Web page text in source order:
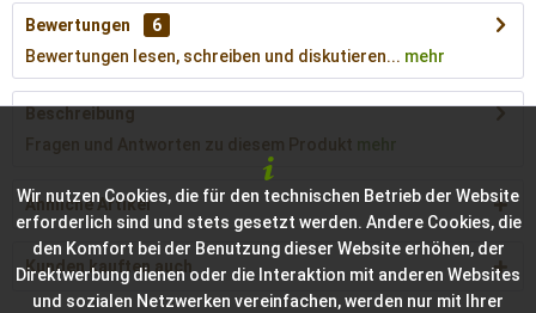
Bewertungen
6
Bewertungen lesen, schreiben und diskutieren... mehr
Beschreibung
Fragen und Antworten zu diesem Produkt mehr
Ähnliche Artikel
Kunden kauften auch
Wir nutzen Cookies, die für den technischen Betrieb der Website
erforderlich sind und stets gesetzt werden. Andere Cookies, die
den Komfort bei der Benutzung dieser Website erhöhen, der
Direktwerbung dienen oder die Interaktion mit anderen Websites
und sozialen Netzwerken vereinfachen, werden nur mit Ihrer